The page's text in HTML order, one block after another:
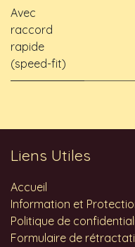
Avec
raccord
rapide
(speed-fit)
Liens Utiles
Accueil
Information et
Politique de
Formulaire de